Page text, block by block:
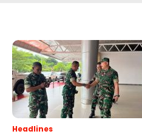
Headlines